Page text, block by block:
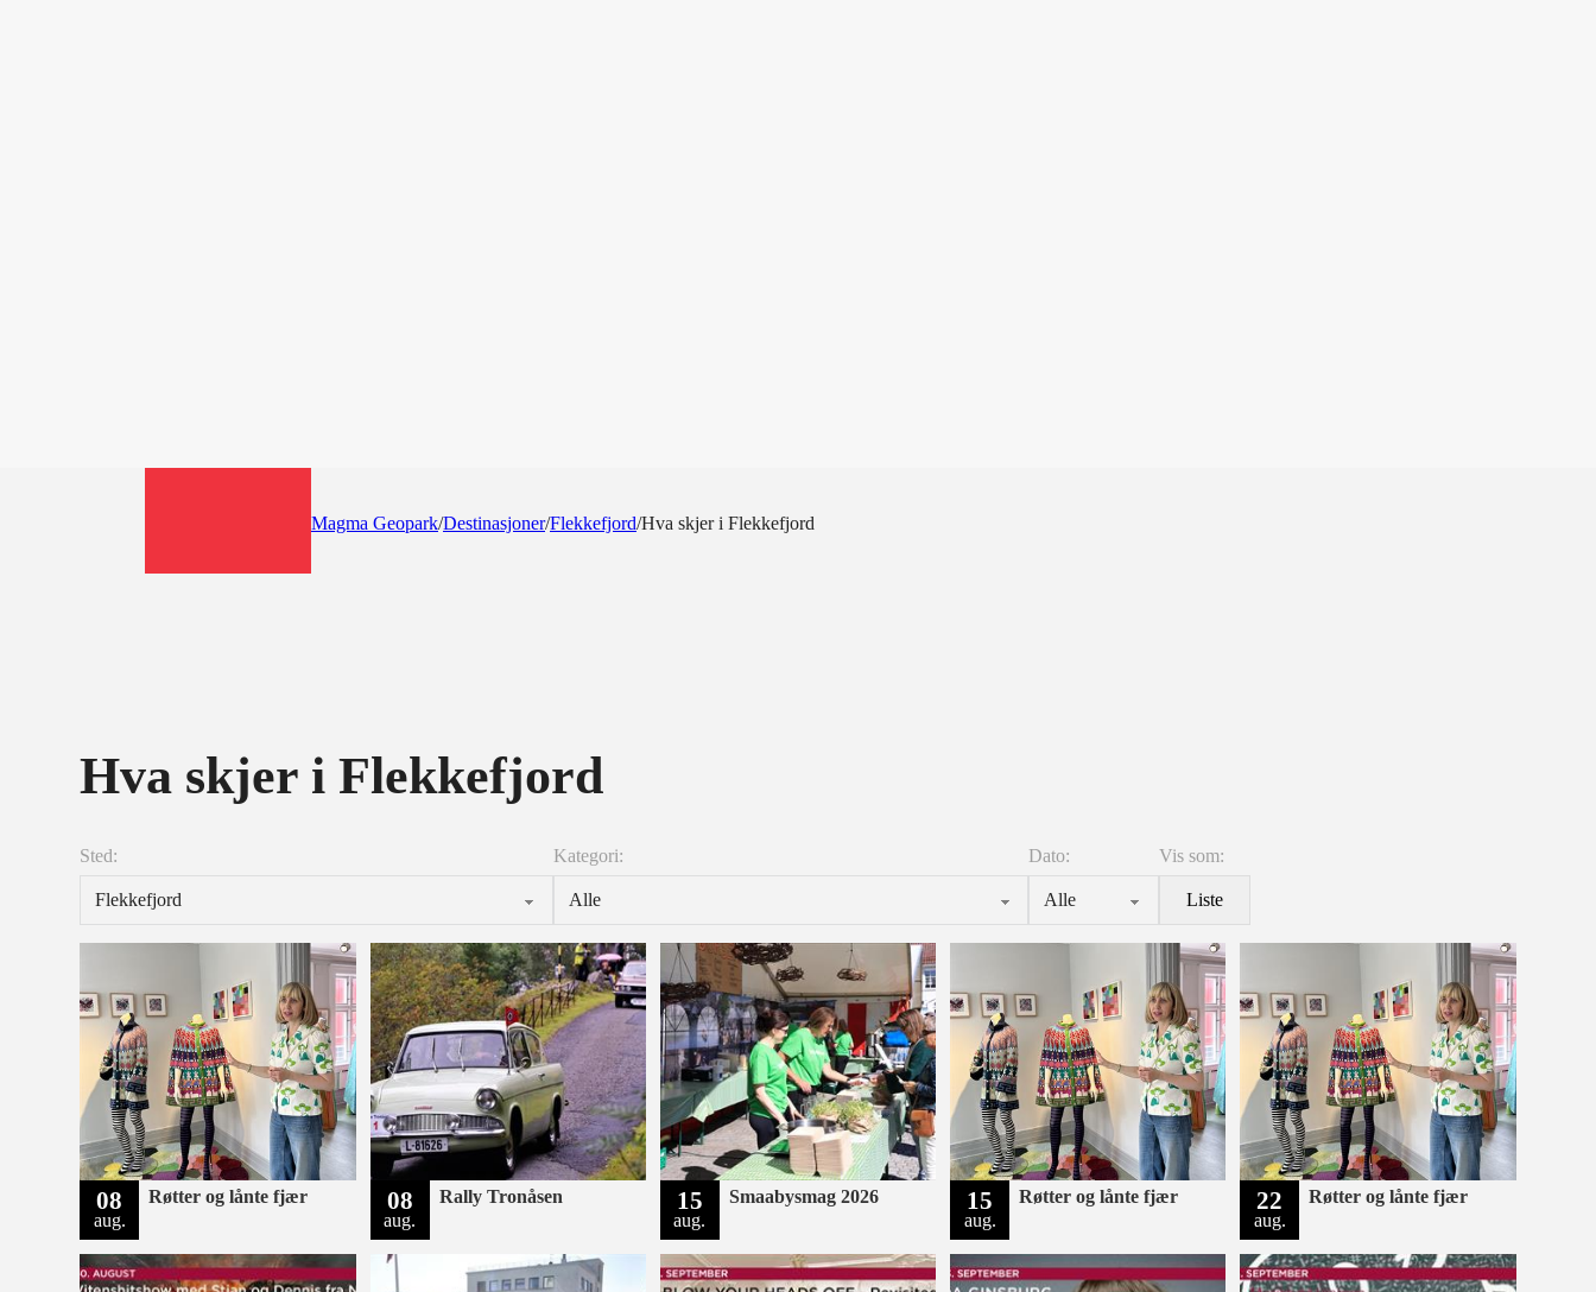
Magma Geopark/Destinasjoner/Flekkefjord/Hva skjer i Flekkefjord
Hva skjer i Flekkefjord
Sted: Kategori: Dato: Vis som:
Liste
08
aug.
Røtter og lånte fjær 08
aug.
Rally Tronåsen 15
aug.
Smaabysmag 2026 15
aug.
Røtter og lånte fjær 22
aug.
Røtter og lånte fjær